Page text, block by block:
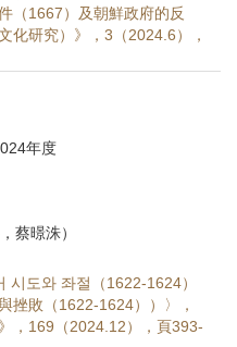
（1667）及朝鮮政府的反
化研究）》，3（2024.6），
年度
蔡暻洙）
시도와 좌절（1622-1624）
挫敗（1622-1624））〉，
，169（2024.12），頁393-